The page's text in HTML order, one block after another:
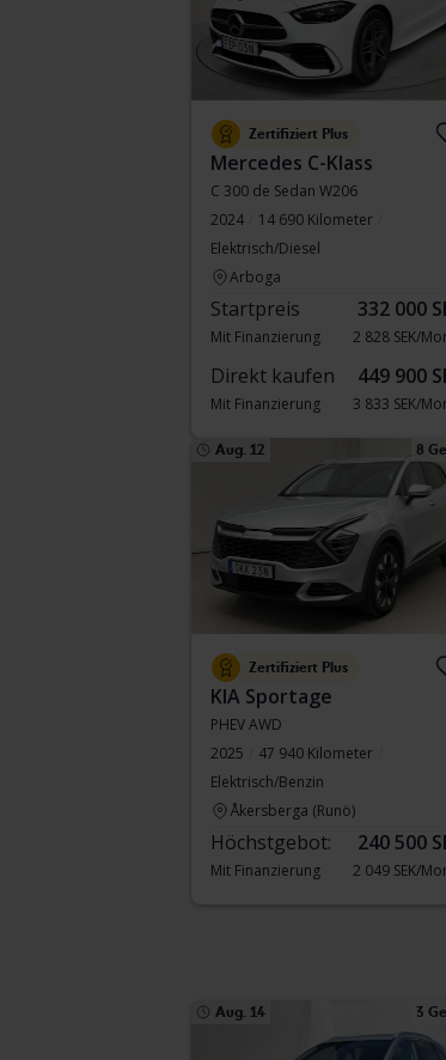
Zertifiziert Plus
Mercedes C-Klass
C 300 de Sedan W206
2024
14 690 Kilometer
Elektrisch/Diesel
Arboga
Startpreis 332 000
Mit Finanzierung 2 828 SEK/
Direkt kaufen 449 900
Mit Finanzierung 3 833 SEK/
Aug. 12 8
Zertifiziert Plus
KIA Sportage
PHEV AWD
2025
47 940 Kilometer
Elektrisch/Benzin
Åkersberga (Runö)
Höchstgebot: 240 500
Mit Finanzierung 2 049 SEK/
Aug. 14 3